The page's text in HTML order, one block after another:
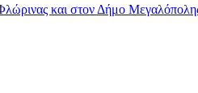
και στον Δήμο